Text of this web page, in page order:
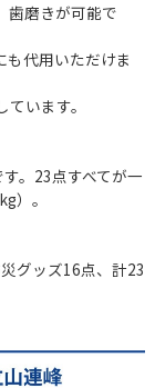
⻭磨きが可能で
代⽤いただけま
います。
。23点すべてが一
）。
グッズ16点、計23